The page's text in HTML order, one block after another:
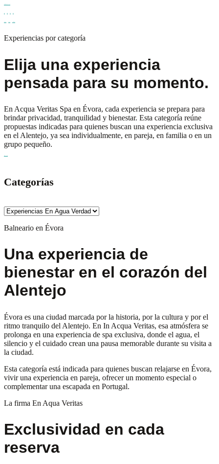
Experiencias por categoría
Elija una experiencia
pensada para su momento.
En Acqua Veritas Spa en Évora, cada experiencia se prepara para
brindar privacidad, tranquilidad y bienestar. Esta categoría reúne
propuestas indicadas para quienes buscan una experiencia exclusiva
en el Alentejo, ya sea individualmente, en pareja, en familia o en un
grupo pequeño.
Categorías
Categorías
Balneario en Évora
Una experiencia de
bienestar en el corazón del
Alentejo
Évora es una ciudad marcada por la historia, por la cultura y por el
ritmo tranquilo del Alentejo. En In Acqua Veritas, esa atmósfera se
prolonga en una experiencia de spa exclusiva, donde el agua, el
silencio y el cuidado crean una pausa memorable durante su visita a
la ciudad.
Esta categoría está indicada para quienes buscan relajarse en Évora,
vivir una experiencia en pareja, ofrecer un momento especial o
complementar una escapada en Portugal.
La firma En Aqua Veritas
Exclusividad en cada
reserva